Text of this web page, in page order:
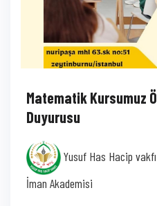
Matematik Kursumuz
Duyurusu
Yusuf Has Hacip
İman Akademisi